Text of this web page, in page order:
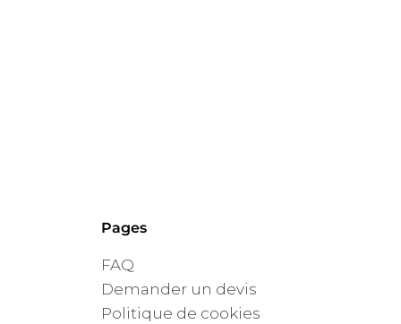
Pages
FAQ
Demander un devis
Politique de cookies